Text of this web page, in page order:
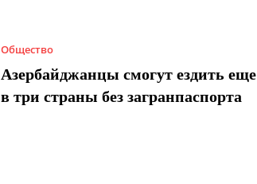
Общество
Азербайджанцы смогут ездить еще
в три страны без загранпаспорта